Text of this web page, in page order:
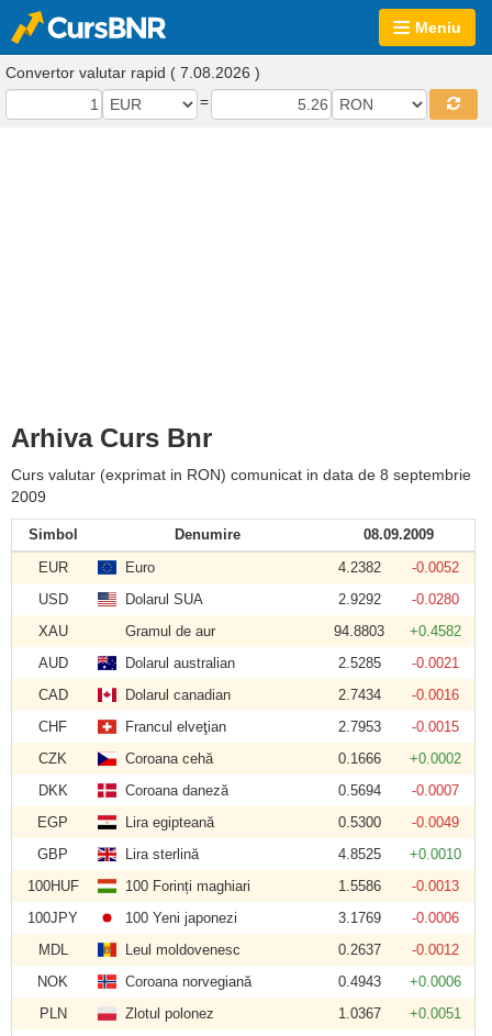
Meniu
Convertor valutar rapid ( 7.08.2026 )
=
Arhiva Curs Bnr
Curs valutar (exprimat in RON) comunicat in data de 8 septembrie
2009
Simbol Denumire
08.09.2009
EUR
Euro 4.2382
-0.0052
USD
Dolarul SUA 2.9292
-0.0280
XAU
Gramul de aur 94.8803
+0.4582
AUD
Dolarul australian 2.5285
-0.0021
CAD
Dolarul canadian 2.7434
-0.0016
CHF
Francul elveţian 2.7953
-0.0015
CZK
Coroana cehă 0.1666
+0.0002
DKK
Coroana daneză 0.5694
-0.0007
EGP
Lira egipteană 0.5300
-0.0049
GBP
Lira sterlină 4.8525
+0.0010
100HUF
100 Forinți maghiari 1.5586
-0.0013
100JPY
100 Yeni japonezi 3.1769
-0.0006
MDL
Leul moldovenesc 0.2637
-0.0012
NOK
Coroana norvegiană 0.4943
+0.0006
PLN
Zlotul polonez 1.0367
+0.0051